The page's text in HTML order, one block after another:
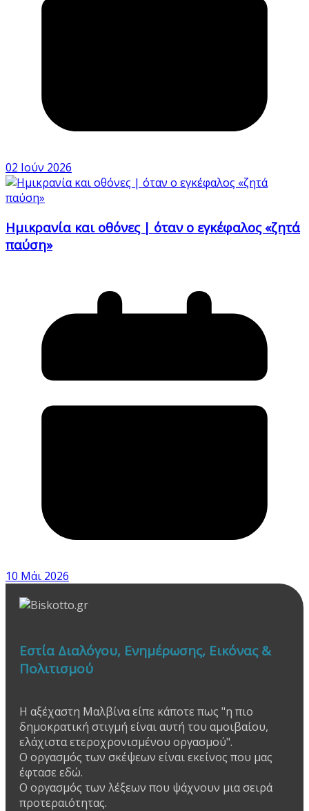
02 Ιούν 2026
Ημικρανία και οθόνες | όταν ο εγκέφαλος «ζητά
παύση»
10 Μάι 2026
Εστία Διαλόγου, Ενημέρωσης, Εικόνας &
Πολιτισμού
Η αξέχαστη Μαλβίνα είπε κάποτε πως "η πιο
δημοκρατική στιγμή είναι αυτή του αμοιβαίου,
ελάχιστα ετεροχρονισμένου οργασμού".
Ο οργασμός των σκέψεων είναι εκείνος που μας
έφτασε εδώ.
Ο οργασμός των λέξεων που ψάχνουν μια σειρά
προτεραιότητας.